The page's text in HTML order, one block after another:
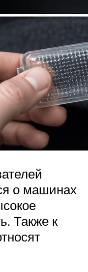
о машинах
Также к